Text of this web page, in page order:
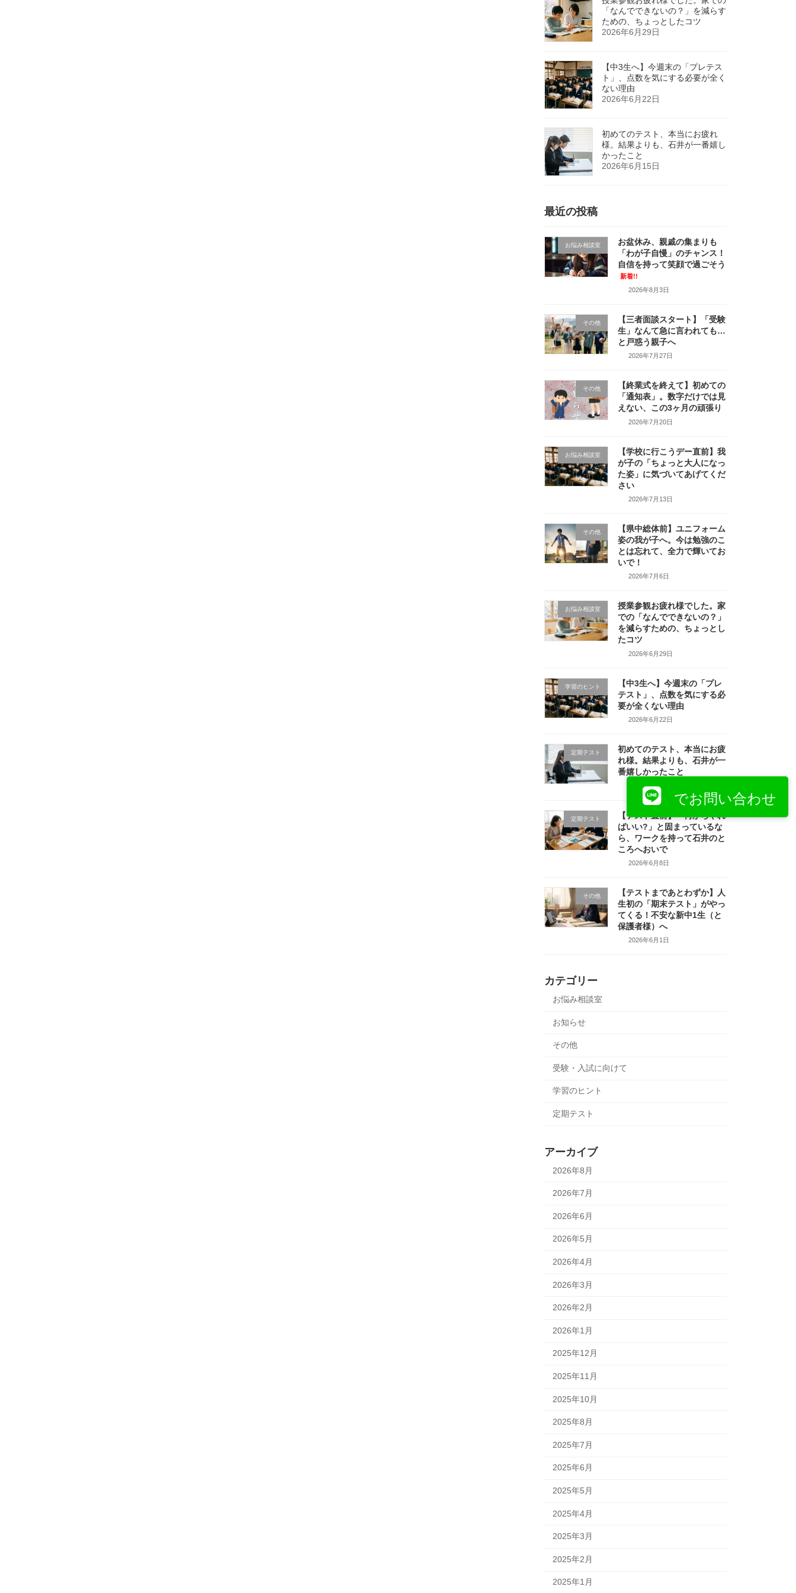
「なんでできないの？」を減らす
ための、ちょっとしたコツ
2026年6月29日
【中3生へ】今週末の「プレテス
ト」、点数を気にする必要が全く
ない理由
2026年6月22日
初めてのテスト、本当にお疲れ
様。結果よりも、石井が一番嬉し
かったこと
2026年6月15日
最近の投稿
お悩み相談室
お盆休み、親戚の集まりも
「わが子自慢」のチャンス！
自信を持って笑顔で過ごそう
新着!!
2026年8月3日
その他
【三者面談スタート】「受験
生」なんて急に言われても…
と戸惑う親子へ
2026年7月27日
その他
【終業式を終えて】初めての
「通知表」。数字だけでは見
えない、この3ヶ月の頑張り
2026年7月20日
お悩み相談室
【学校に行こうデー直前】我
が子の「ちょっと大人になっ
た姿」に気づいてあげてくだ
さい
2026年7月13日
その他
【県中総体前】ユニフォーム
姿の我が子へ。今は勉強のこ
とは忘れて、全力で輝いてお
いで！
2026年7月6日
お悩み相談室
授業参観お疲れ様でした。家
での「なんでできないの？」
を減らすための、ちょっとし
たコツ
2026年6月29日
学習のヒント
【中3生へ】今週末の「プレ
テスト」、点数を気にする必
要が全くない理由
2026年6月22日
定期テスト
初めてのテスト、本当にお疲
れ様。結果よりも、石井が一
番嬉しかったこと
2026年6月15日
定期テスト
【テスト直前】「何からやれ
ばいい?」と固まっているな
ら、ワークを持って石井のと
ころへおいで
2026年6月8日
その他
【テストまであとわずか】人
生初の「期末テスト」がやっ
てくる！不安な新中1生（と
保護者様）へ
2026年6月1日
カテゴリー
お悩み相談室
お知らせ
その他
受験・入試に向けて
学習のヒント
定期テスト
アーカイブ
2026年8月
2026年7月
2026年6月
2026年5月
2026年4月
2026年3月
2026年2月
2026年1月
2025年12月
2025年11月
2025年10月
2025年8月
2025年7月
2025年6月
2025年5月
2025年4月
2025年3月
2025年2月
2025年1月
でお問い合わせ